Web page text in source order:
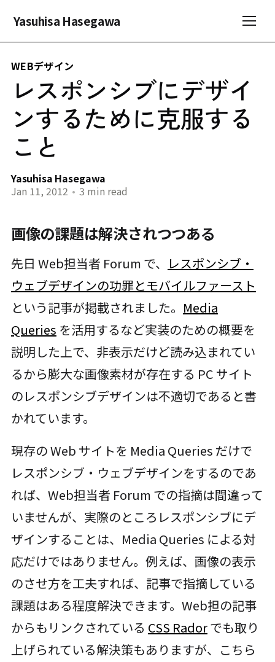
Yasuhisa Hasegawa
WEBデザイン
レスポンシブにデザイ
ンするために克服する
こと
Yasuhisa Hasegawa
Jan 11, 2012 • 3 min read
画像の課題は解決されつつある
先日 Web担当者 Forum で、
レスポンシブ・
ウェブデザインの功罪とモバイルファースト
という記事が掲載されました。 Media
Queries を活用するなど実装のための概要を
説明した上で、非表示だけど読み込まれてい
るから膨大な画像素材が存在する PC サイト
のレスポンシブデザインは不適切であると書
かれています。
現存の Web サイトを Media Queries だけで
レスポンシブ・ウェブデザインをするのであ
れば、Web担当者 Forum での指摘は間違って
いませんが、実際のところレスポンシブにデ
ザインすることは、Media Queries による対
応だけではありません。例えば、画像の表示
のさせ方を工夫すれば、記事で指摘している
課題はある程度解決できます。Web担の記事
からもリンクされている CSS Radorでも取り
上げられている解決策もありますが、こちら